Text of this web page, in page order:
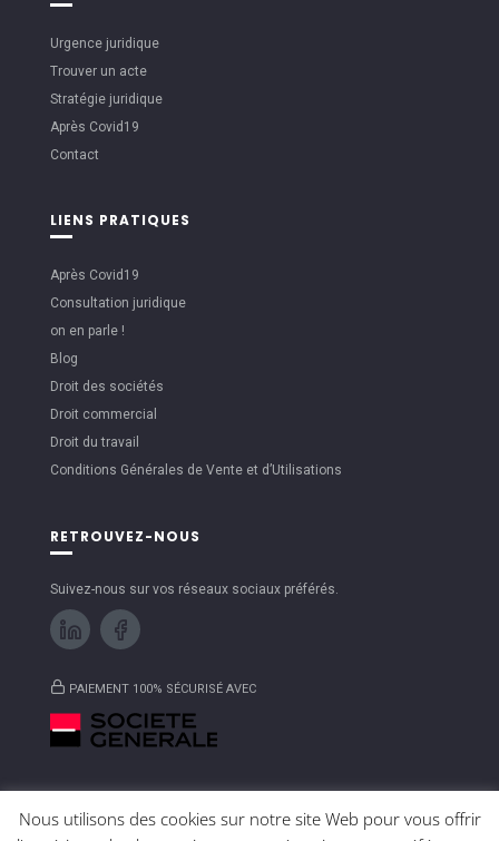
Urgence juridique
Trouver un acte
Stratégie juridique
Après Covid19
Contact
LIENS PRATIQUES
Après Covid19
Consultation juridique
on en parle !
Blog
Droit des sociétés
Droit commercial
Droit du travail
Conditions Générales de Vente et d’Utilisations
RETROUVEZ-NOUS
Suivez-nous sur vos réseaux sociaux préférés.
PAIEMENT 100% SÉCURISÉ AVEC
Nous utilisons des cookies sur notre site Web pour vous offrir